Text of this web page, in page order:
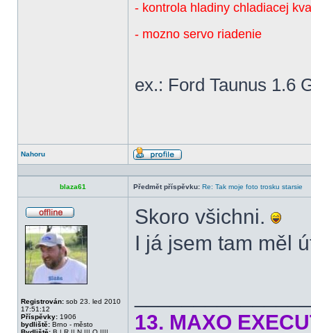
- kontrola hladiny chladiacej
- mozno servo riadenie
ex.: Ford Taunus 1.6
Nahoru
Profil
blaza61 Předmět příspěvku: Re: Tak moje foto trosku starsie
Registrován: sob 23. led 2010
17:51:12
Příspěvky: 1906
bydliště: Brno - město
Skoro všichni.
I já jsem tam měl
13. MAXO